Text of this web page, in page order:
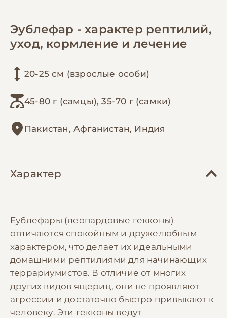
Эублефар - характер рептилий,
уход, кормление и лечение
20-25 см (взрослые особи)
45-80 г (самцы), 35-70 г (самки)
Пакистан, Афганистан, Индия
Характер
Еублефары (леопардовые гекконы)
отличаются спокойным и дружелюбным
характером, что делает их идеальными
домашними рептилиями для начинающих
террариумистов. В отличие от многих
других видов ящериц, они не проявляют
агрессии и достаточно быстро привыкают к
человеку. Эти гекконы ведут